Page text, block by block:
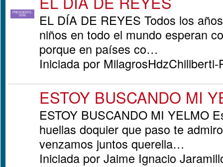
PRESIDENTE-
SVAI
EL DÍA DE REYES Todos los
niños en todo el mundo esperan
porque en países co…
Iniciada por
ESTOY BUSCANDO MI
ESTOY BUSCANDO MI YELMO
huellas doquier que paso te
venzamos juntos querella…
Iniciada por Jaime Ignacio